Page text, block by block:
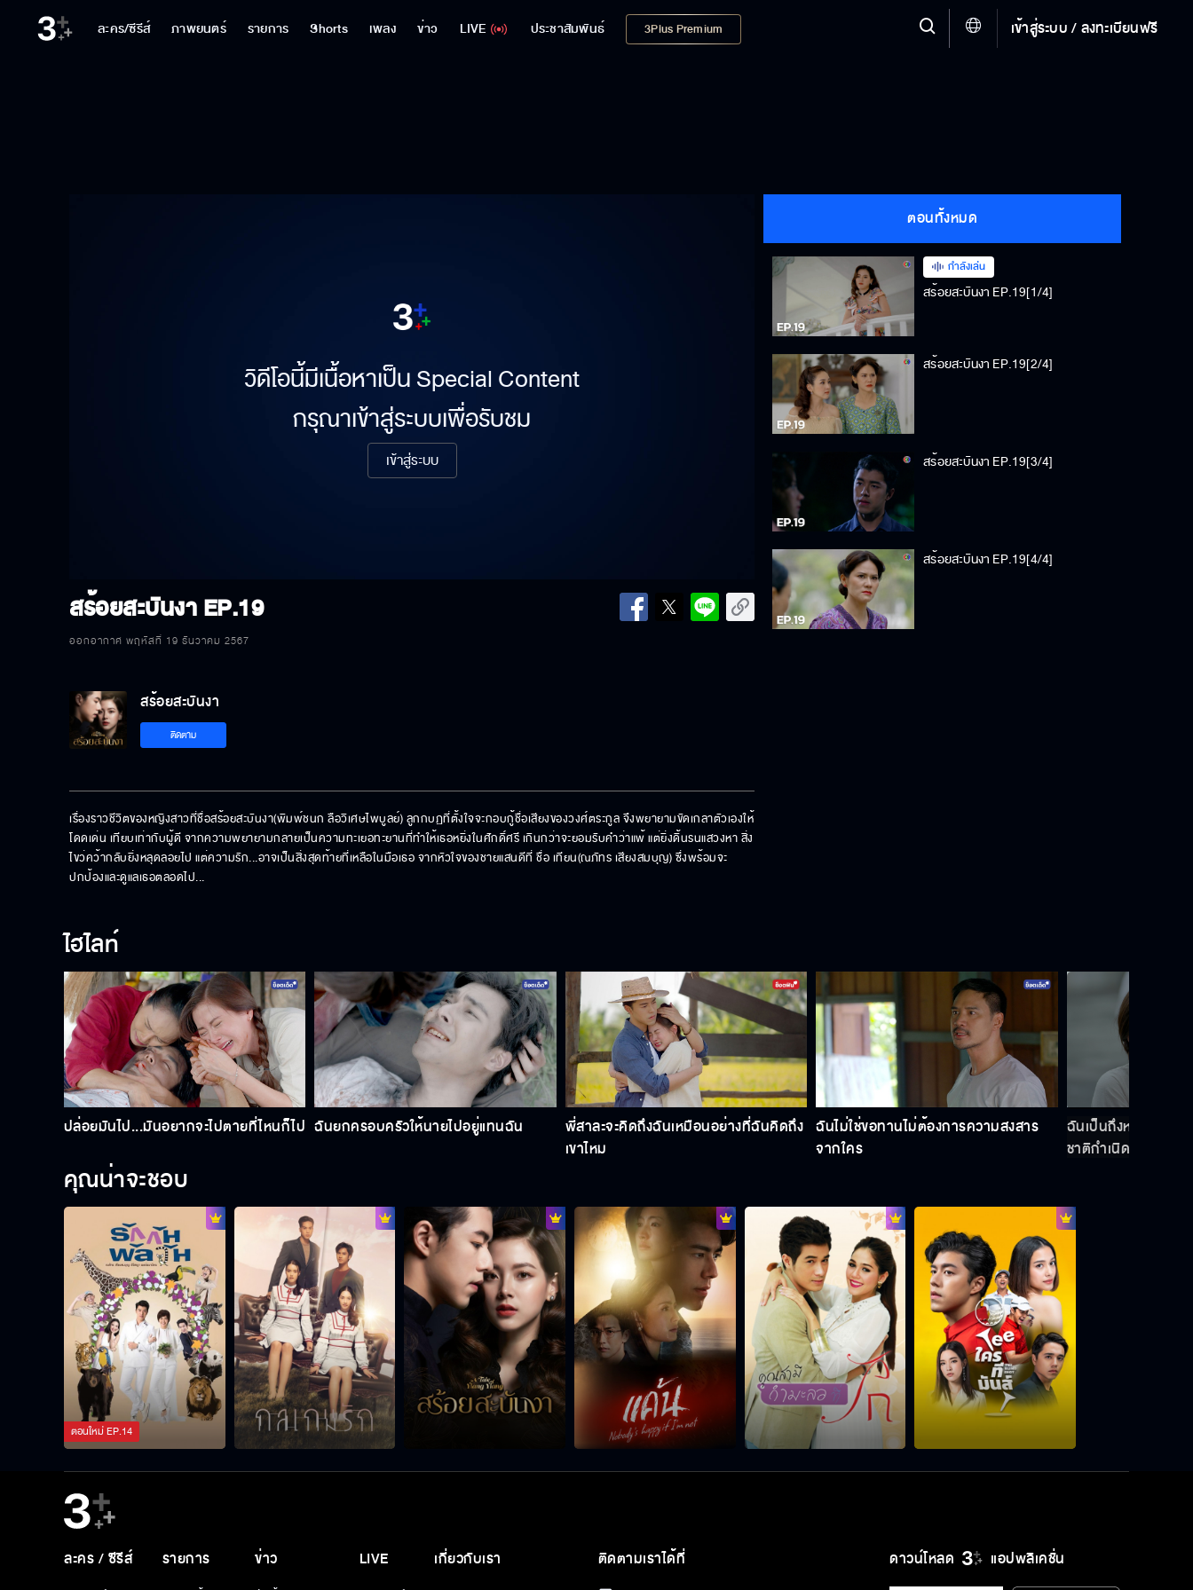
ละคร/ซีรีส์ ภาพยนตร์ รายการ Shorts เพลง ข่าว LIVE ประชาสัมพันธ์ 3Plus Premium เข้าสู่ระบบ / ลงทะเบียนฟรี
วิดีโอนี้มีเนื้อหาเป็น Special Content
กรุณาเข้าสู่ระบบเพื่อรับชม
เข้าสู่ระบบ
สร้อยสะบันงาEP.19
ออกอากาศ พฤหัสที่ 19 ธันวาคม 2567
ตอนทั้งหมด
กำลังเล่น
สร้อยสะบันงา EP.19[1/4]
สร้อยสะบันงา EP.19[2/4]
สร้อยสะบันงา EP.19[3/4]
สร้อยสะบันงา EP.19[4/4]
สร้อยสะบันงา
ติดตาม
เรื่องราวชีวิตของหญิงสาวที่ชื่อสร้อยสะบันงา(พิมพ์ชนก ลือวิเศษไพบูลย์) ลูกกบฏที่ตั้งใจจะกอบกู้ชื่อเสียงของวงศ์ตระกูล จึงพยายามขัดเกลาตัวเองให้
โดดเด่น เทียบเท่ากับผู้ดี จากความพยายามกลายเป็นความทะเยอทะยานที่ทำให้เธอหยิ่งในศักดิ์ศรี เกินกว่าจะยอมรับคำว่าแพ้ แต่ยิ่งดิ้นรนแสวงหา สิ่ง
ไขว่คว้ากลับยิ่งหลุดลอยไป แต่ความรัก...อาจเป็นสิ่งสุดท้ายที่เหลือในมือเธอ จากหัวใจของชายแสนดีที่ ชื่อ เทียน(ณภัทร เสียงสมบุญ) ซึ่งพร้อมจะ
ปกป้องและดูแลเธอตลอดไป...
ไฮไลท์
ปล่อยมันไป...มันอยากจะไปตายที่ไหนก็ไป ฉันยกครอบครัวให้นายไปอยู่แทนฉัน
พี่สาละจะคิดถึงฉันเหมือนอย่างที่ฉันคิดถึง
เขาไหม
ฉันไม่ใช่ขอทานไม่ต้องการความสงสาร
จากใคร
ฉันเป็นถึงหลานพระย
ชาติกำเนิดใคร
คุณน่าจะชอบ
ตอนใหม่EP.14
ดาวน์โหลด แอปพลิเคชั่น
ละคร / ซีรีส์ รายการ ข่าว LIVE เกี่ยวกับเรา ติดตามเราได้ที่